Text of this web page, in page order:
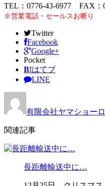
TEL：0776-43-6977 FAX：
※営業電話・セールスお断り
Twitter
Facebook
Google+
Pocket
B!はてブ
LINE
有限会社ヤマショー
関連記事
長距離輸送中に…